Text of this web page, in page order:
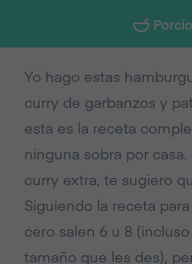
Yo hago estas
curry de garbanzos y
esta es la receta
ninguna sobra por
curry extra, te sugiero
Siguiendo la receta
cero salen 6 u 8
tamaño que les des),